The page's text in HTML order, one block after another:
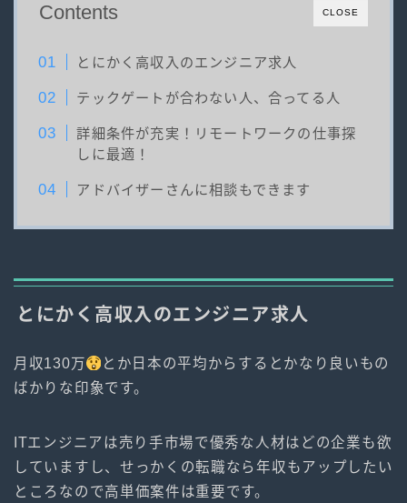
CLOSE
Contents
とにかく高収入のエンジニア求人
テックゲートが合わない人、合ってる人
詳細条件が充実！リモートワークの仕事探
しに最適！
アドバイザーさんに相談もできます
とにかく高収入のエンジニア求人
月収130万
とか日本の平均からするとかなり良いもの
ばかりな印象です。
ITエンジニアは売り手市場で優秀な人材はどの企業も欲
していますし、せっかくの転職なら年収もアップしたい
ところなので高単価案件は重要です。